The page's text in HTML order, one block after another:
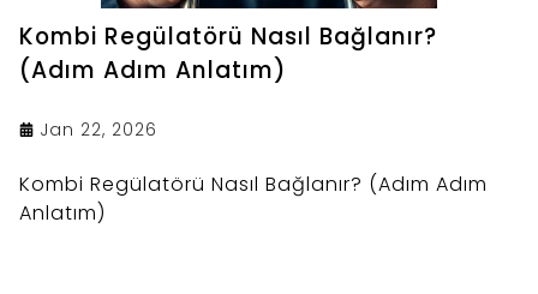
Kombi Regülatörü Nasıl Bağlanır?
(Adım Adım Anlatım)
Jan 22, 2026
Kombi Regülatörü Nasıl Bağlanır? (Adım Adım
Anlatım)